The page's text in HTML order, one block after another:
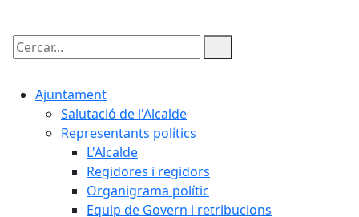
Cercar:
Ajuntament
Salutació de l'Alcalde
Representants polítics
L'Alcalde
Regidores i regidors
Organigrama polític
Equip de Govern i retribucions